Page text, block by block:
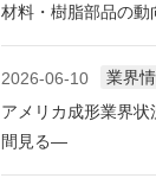
材料・樹脂部品の動
2026-06-10
業界
アメリカ成形業界
間見る―